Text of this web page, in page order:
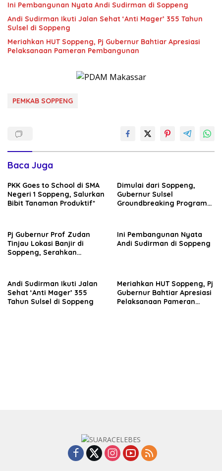
Ini Pembangunan Nyata Andi Sudirman di Soppeng
Andi Sudirman Ikuti Jalan Sehat ‘Anti Mager’ 355 Tahun
Sulsel di Soppeng
Meriahkan HUT Soppeng, Pj Gubernur Bahtiar Apresiasi
Pelaksanaan Pameran Pembangunan
PEMKAB SOPPENG
Baca Juga
PKK Goes to School di SMA
Negeri 1 Soppeng, Salurkan
Bibit Tanaman Produktif*
Dimulai dari Soppeng,
Gubernur Sulsel
Groundbreaking Program
Pj Gubernur Prof Zudan
Tinjau Lokasi Banjir di
Soppeng, Serahkan
Ini Pembangunan Nyata
Andi Sudirman di Soppeng
Andi Sudirman Ikuti Jalan
Sehat ‘Anti Mager’ 355
Tahun Sulsel di Soppeng
Meriahkan HUT Soppeng, Pj
Gubernur Bahtiar Apresiasi
Pelaksanaan Pameran